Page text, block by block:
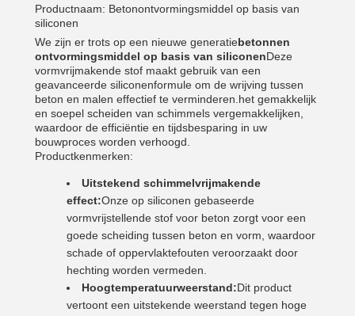
Productnaam: Betonontvormingsmiddel op basis van
siliconen
We zijn er trots op een nieuwe generatiebetonnen
ontvormingsmiddel op basis van siliconenDeze
vormvrijmakende stof maakt gebruik van een
geavanceerde siliconenformule om de wrijving tussen
beton en malen effectief te verminderen.het gemakkelijk
en soepel scheiden van schimmels vergemakkelijken,
waardoor de efficiëntie en tijdsbesparing in uw
bouwproces worden verhoogd.
Productkenmerken:
Uitstekend schimmelvrijmakende
effect:Onze op siliconen gebaseerde
vormvrijstellende stof voor beton zorgt voor een
goede scheiding tussen beton en vorm, waardoor
schade of oppervlaktefouten veroorzaakt door
hechting worden vermeden.
Hoogtemperatuurweerstand:Dit product
vertoont een uitstekende weerstand tegen hoge